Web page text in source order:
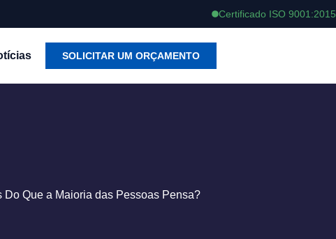
Certificado ISO 9001:2015
SOLICITAR UM ORÇAMENTO
Que a Maioria das Pessoas Pensa?